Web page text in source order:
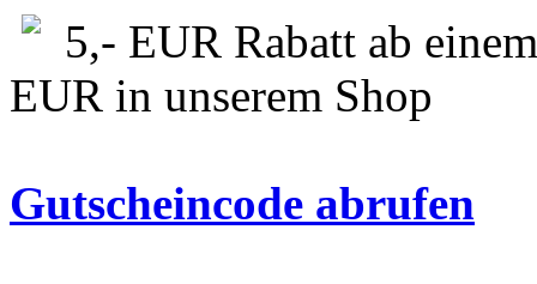
5,- EUR Rabatt ab
EUR in unserem Shop
Gutscheincode abrufen